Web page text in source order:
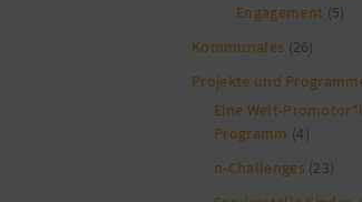
Engagement (5)
Kommunales (26)
Projekte und
Eine Welt-
Programm (4)
n-Challenges (23)